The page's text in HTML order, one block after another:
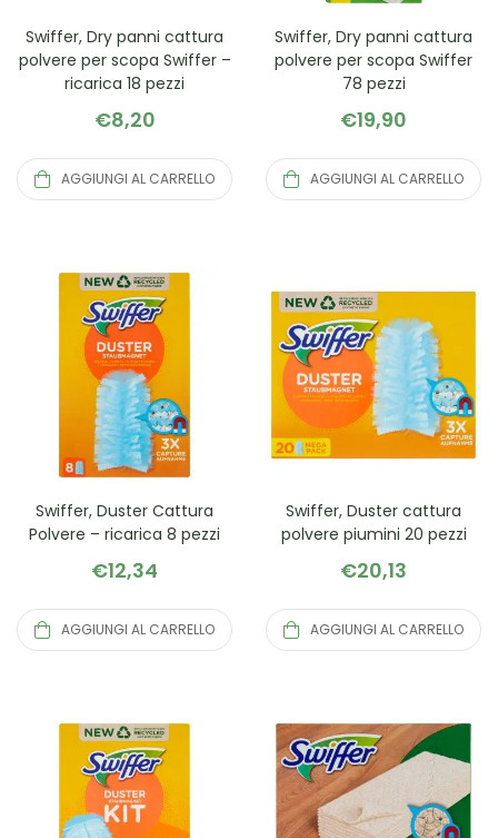
Swiffer, Dry panni cattura
polvere per scopa Swiffer –
ricarica 18 pezzi
€8,20
AGGIUNGI AL CARRELLO
Swiffer, Dry panni cattura
polvere per scopa Swiffer
78 pezzi
€19,90
AGGIUNGI AL CARRELLO
Swiffer, Duster Cattura
Polvere – ricarica 8 pezzi
€12,34
AGGIUNGI AL CARRELLO
Swiffer, Duster cattura
polvere piumini 20 pezzi
€20,13
AGGIUNGI AL CARRELLO